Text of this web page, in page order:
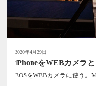
2020年4月29日
iPhoneをWEBカメラ
EOSをWEBカメラに使う。